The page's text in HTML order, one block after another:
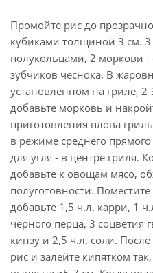
Промойте рис до
кубиками толщиной 3 см.
полукольцами, 2 моркови
зубчиков чеснока. В
установленном на гриле,
добавьте морковь и
приготовления плова
в режиме среднего
для угля - в центре гриля.
добавьте к овощам мясо,
полуготовности.
добавьте 1,5 ч.л. карри, 1
черного перца, 3
кинзу и 2,5 ч.л. соли.
рис и залейте кипятком